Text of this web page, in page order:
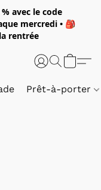
avec le code
mercredi• 🎒
rentrée
Prêt-à-porter